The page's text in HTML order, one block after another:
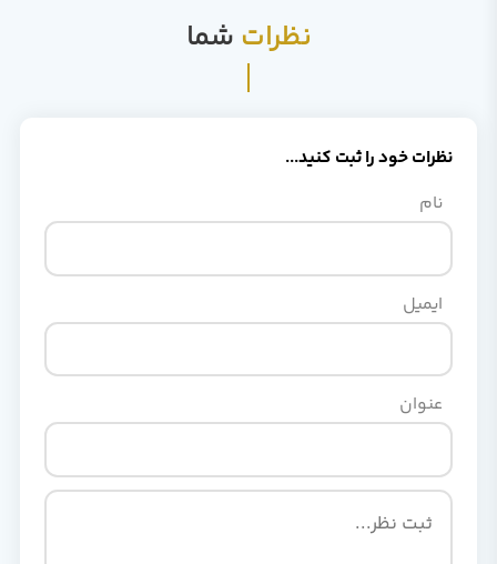
نظرات شما
نظرات خود را ثبت کنید...
نام
ایمیل
عنوان